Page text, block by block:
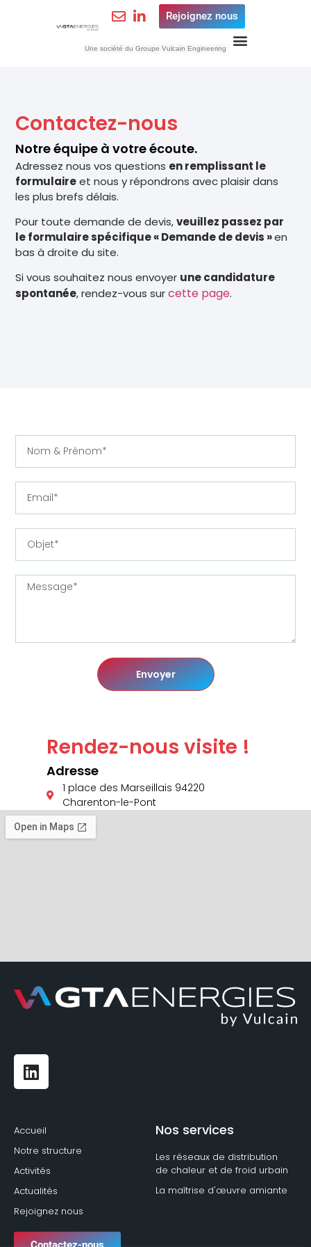
Rejoignez nous
Une société du Groupe Vulcain Engineering
Contactez-nous
Notre équipe à votre écoute.
Adressez nous vos questions en remplissant le
formulaireet nous y répondrons avec plaisir dans
les plus brefs délais.
Pour toute demande de devis,veuillez passez par
le formulaire spécifique « Demande de devis »en
bas à droite du site.
Si vous souhaitez nous envoyer une candidature
spontanée, rendez-vous surcette page.
Envoyer
Rendez-nous visite !
Adresse
1 place des Marseillais 94220
Charenton-le-Pont
Accueil
Notre structure
Activités
Actualités
Rejoignez nous
Nos services
Les réseaux de distribution
de chaleur et de froid urbain
La maîtrise d'œuvre amiante